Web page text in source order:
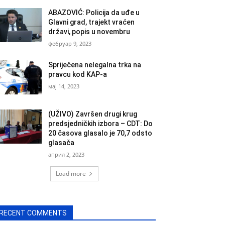
ABAZOVIĆ: Policija da uđe u
Glavni grad, trajekt vraćen
državi, popis u novembru
фебруар 9, 2023
Spriječena nelegalna trka na
pravcu kod KAP-a
мај 14, 2023
(UŽIVO) Završen drugi krug
predsjedničkih izbora – CDT: Do
20 časova glasalo je 70,7 odsto
glasača
април 2, 2023
Load more
COMMENTS